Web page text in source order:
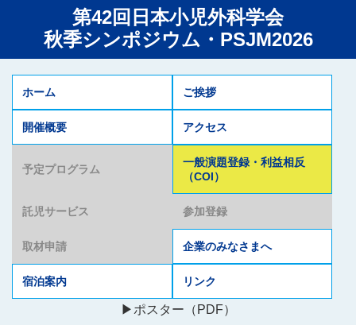
第42回日本小児外科学会
秋季シンポジウム・PSJM2026
ホーム ご挨拶
開催概要 アクセス
予定プログラム
一般演題登録・利益相反
（COI）
託児サービス 参加登録
取材申請 企業のみなさまへ
宿泊案内 リンク
▶ポスター（PDF）